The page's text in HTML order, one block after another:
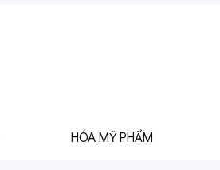
HÓA MỸ PHẨM